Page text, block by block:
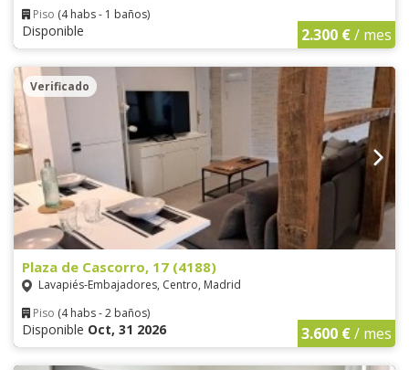
Piso (4 habs - 1 baños)
Disponible 2.300 €/ mes
Verificado
Plaza de Cascorro, 17 (4188)
Lavapiés-Embajadores, Centro, Madrid
Piso (4 habs - 2 baños)
Disponible Oct, 31 2026 3.600 €/ mes